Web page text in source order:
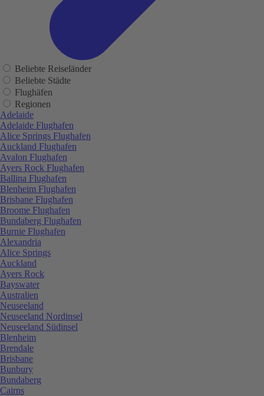
Beliebte Reiseländer
Beliebte Städte
Flughäfen
Regionen
Adelaide
Adelaide Flughafen
Alice Springs Flughafen
Auckland Flughafen
Avalon Flughafen
Ayers Rock Flughafen
Ballina Flughafen
Blenheim Flughafen
Brisbane Flughafen
Broome Flughafen
Bundaberg Flughafen
Burnie Flughafen
Alexandria
Alice Springs
Auckland
Ayers Rock
Bayswater
Australien
Neuseeland
Neuseeland Nordinsel
Neuseeland Südinsel
Blenheim
Brendale
Brisbane
Bunbury
Bundaberg
Cairns